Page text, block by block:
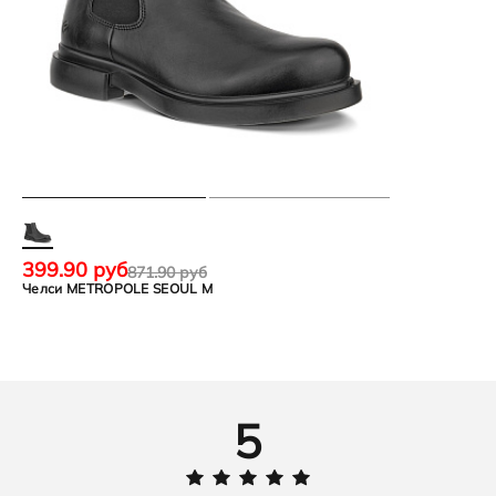
Челси METROPOLE SEOUL M
871.90 руб
399.90 руб
5